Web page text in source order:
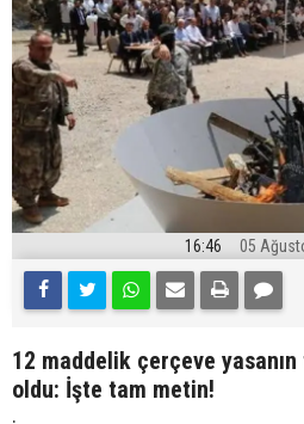
16:46 05
12 maddelik çerçeve
oldu: İşte tam metin!
.